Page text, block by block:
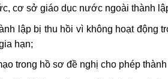
cơ sở giáo dục nước ngoài thành
lập bị thu hồi vì không hoạt
hạn;
trong hồ sơ đề nghị cho phép